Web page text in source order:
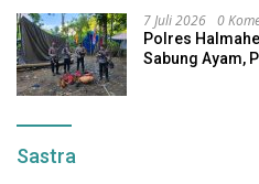
7 Juli 2026 0
Polres
Sabung Ayam,
Sastra